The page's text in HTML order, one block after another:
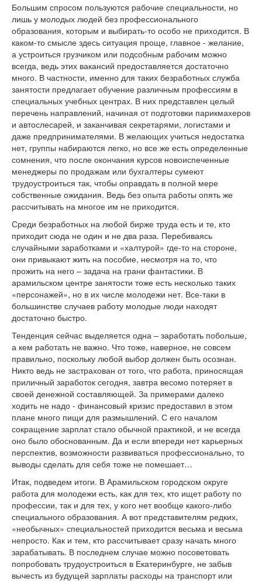
Большим спросом пользуются рабочие специальности, но
лишь у молодых людей без профессионального
образования, которым и выбирать-то особо не приходится. В
каком-то смысле здесь ситуация проще, главное - желание,
а устроиться грузчиком или подсобным рабочим можно
всегда, ведь этих вакансий предоставляется достаточно
много. В частности, именно для таких безработных служба
занятости предлагает обучение различным профессиям в
специальных учебных центрах. В них представлен целый
перечень направлений, начиная от подготовки парикмахеров
и автослесарей, и заканчивая секретарями, логистами и
даже предпринимателями. В желающих учиться недостатка
нет, группы набираются легко, но все же есть определенные
сомнения, что после окончания курсов новоиспеченные
менеджеры по продажам или бухгалтеры сумеют
трудоустроиться так, чтобы оправдать в полной мере
собственные ожидания. Ведь без опыта работы опять же
рассчитывать на многое им не приходится.
Среди безработных на любой бирже труда есть и те, кто
приходит сюда не один и не два раза. Перебиваясь
случайными заработками и «халтурой» где-то на стороне,
они привыкают жить на пособие, несмотря на то, что
прожить на него – задача на грани фантастики. В
арамильском центре занятости тоже есть несколько таких
«персонажей», но в их числе молодежи нет. Все-таки в
большинстве случаев работу молодые люди находят
достаточно быстро.
Тенденция сейчас выделяется одна – заработать побольше,
а кем работать не важно. Что тоже, наверное, не совсем
правильно, поскольку любой выбор должен быть осознан.
Никто ведь не застрахован от того, что работа, приносящая
приличный заработок сегодня, завтра весомо потеряет в
своей денежной составляющей. За примерами далеко
ходить не надо - финансовый кризис предоставил в этом
плане много пищи для размышлений. С его началом
сокращение зарплат стало обычной практикой, и не всегда
оно было обоснованным. Да и если впереди нет карьерных
перспектив, возможности развиваться профессионально, то
выводы сделать для себя тоже не помешает…
Итак, подведем итоги. В Арамильском городском округе
работа для молодежи есть, как для тех, кто ищет работу по
профессии, так и для тех, у кого нет вообще какого-либо
специального образования. А вот представителям редких,
«необычных» специальностей приходится весьма и весьма
непросто. Как и тем, кто рассчитывает сразу начать много
зарабатывать. В последнем случае можно посоветовать
попробовать трудоустроиться в Екатеринбурге, не забыв
вычесть из будущей зарплаты расходы на транспорт или